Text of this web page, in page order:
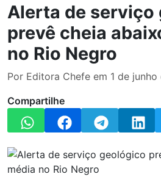
Alerta de serviço
prevê cheia
no Rio Negro
Por Editora Chefe em 1 de junho
Compartilhe